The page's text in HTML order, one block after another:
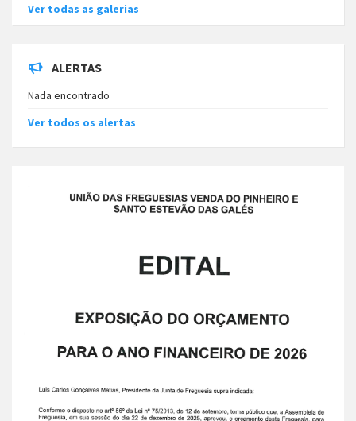
Ver todas as galerias
ALERTAS
Nada encontrado
Ver todos os alertas